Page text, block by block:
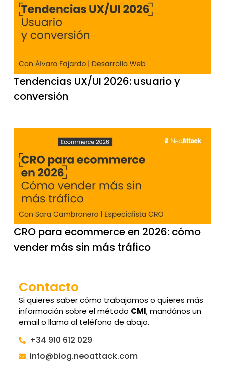
Tendencias UX/UI 2026: usuario y
conversión
CRO para ecommerce en 2026: cómo
vender más sin más tráfico
Contacto
Si quieres saber cómo trabajamos o quieres más
información sobre el método CMI, mandános un
email o llama al teléfono de abajo.
+34 910 612 029
info@blog.neoattack.com